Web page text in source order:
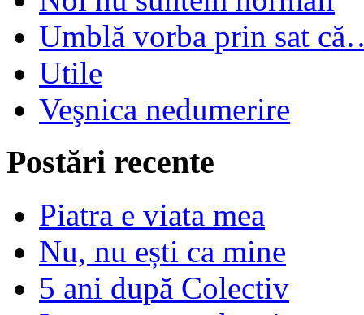
Umblă vorba prin sat
Utile
Veşnica nedumerire
Postări recente
Piatra e viata mea
Nu, nu ești ca mine
5 ani după Colectiv